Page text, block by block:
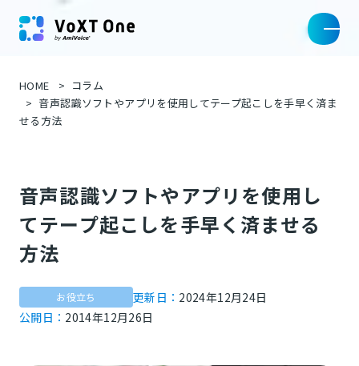
HOME
コラム
音声認識ソフトやアプリを使用してテープ起こしを手早く済ま
せる方法
音声認識ソフトやアプリを使用し
てテープ起こしを手早く済ませる
方法
お役立ち 更新日： 2024年12月24日
公開日： 2014年12月26日